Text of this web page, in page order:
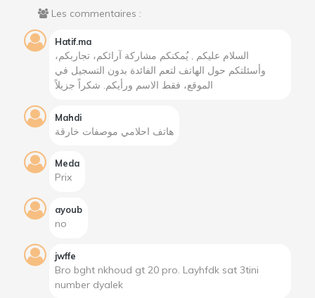
Les commentaires :
Hatif.ma
السلام عليكم , يُمكنكم مشاركة آرائكم، تجاربكم،
وأسئلتكم حول الهاتف لتعم الفائدة بدون التسجيل في
الموقع، فقط الاسم ورأيكم. شكراً جزيلاً
Mahdi
هاتف احلامي موصفات خارقة
Meda
Prix
ayoub
no
jwffe
Bro bght nkhoud gt 20 pro. Layhfdk sat 3tini
number dyalek